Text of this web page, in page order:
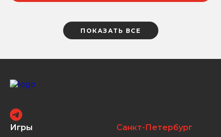
ПОКАЗАТЬ ВСЕ
Игры Санкт-Петербург